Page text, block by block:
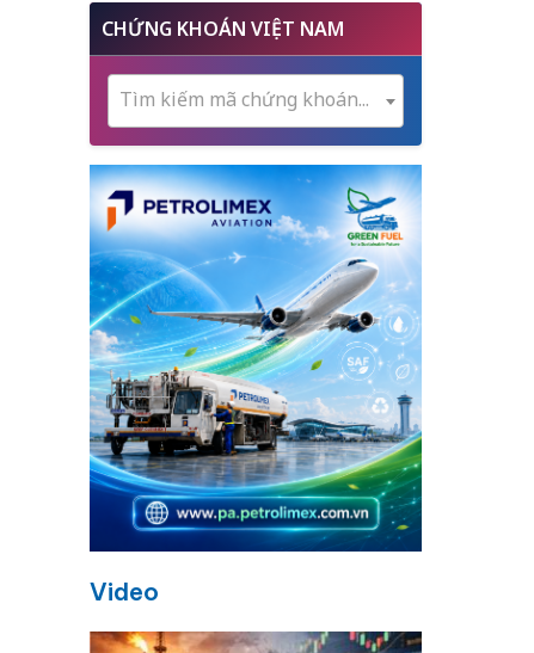
CHỨNG KHOÁN VIỆT NAM
Tìm kiếm mã chứng khoán...
Video